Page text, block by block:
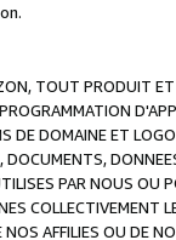
TOUT PRODUIT
DE DOMAINE ET
PAR NOUS OU
COLLECTIVEMENT
AFFILIES OU DE